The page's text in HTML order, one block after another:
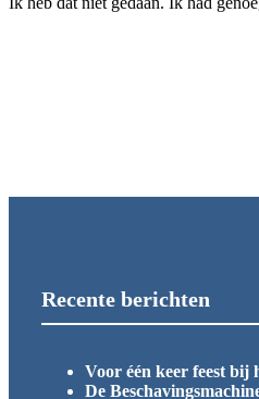
Recente berichten
Voor één keer feest bij
De